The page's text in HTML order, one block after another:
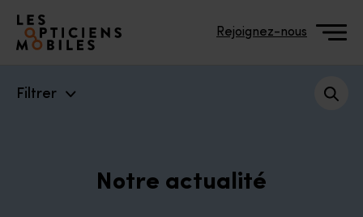
Accéder à notre page d'accueil
Rejoignez-nous
Filtrer
Notre actualité